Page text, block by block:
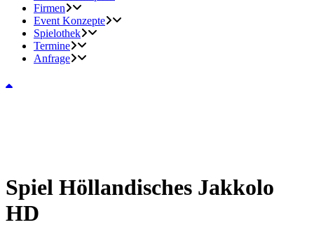
Firmen
Event Konzepte
Spielothek
Termine
Anfrage
Spiel Höllandisches Jakkolo
HD